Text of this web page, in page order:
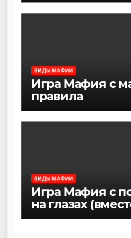
правила)
ВИДЫ МАФИИ
Игра Мафия с
правила
ВИДЫ МАФИИ
Игра Мафия с
на глазах
правила